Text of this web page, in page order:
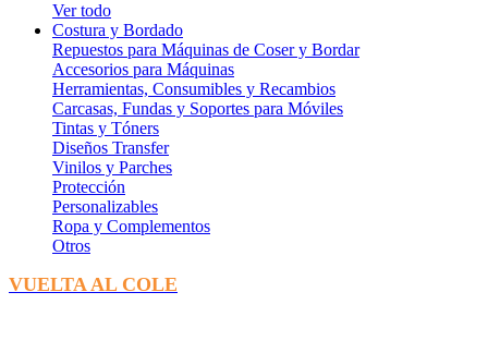
Ver todo
Costura y Bordado
Repuestos para Máquinas de Coser y Bordar
Accesorios para Máquinas
Herramientas, Consumibles y Recambios
Carcasas, Fundas y Soportes para Móviles
Tintas y Tóners
Diseños Transfer
Vinilos y Parches
Protección
Personalizables
Ropa y Complementos
Otros
VUELTA AL COLE